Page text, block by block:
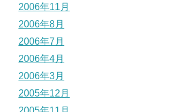
2006年11月
2006年8月
2006年7月
2006年4月
2006年3月
2005年12月